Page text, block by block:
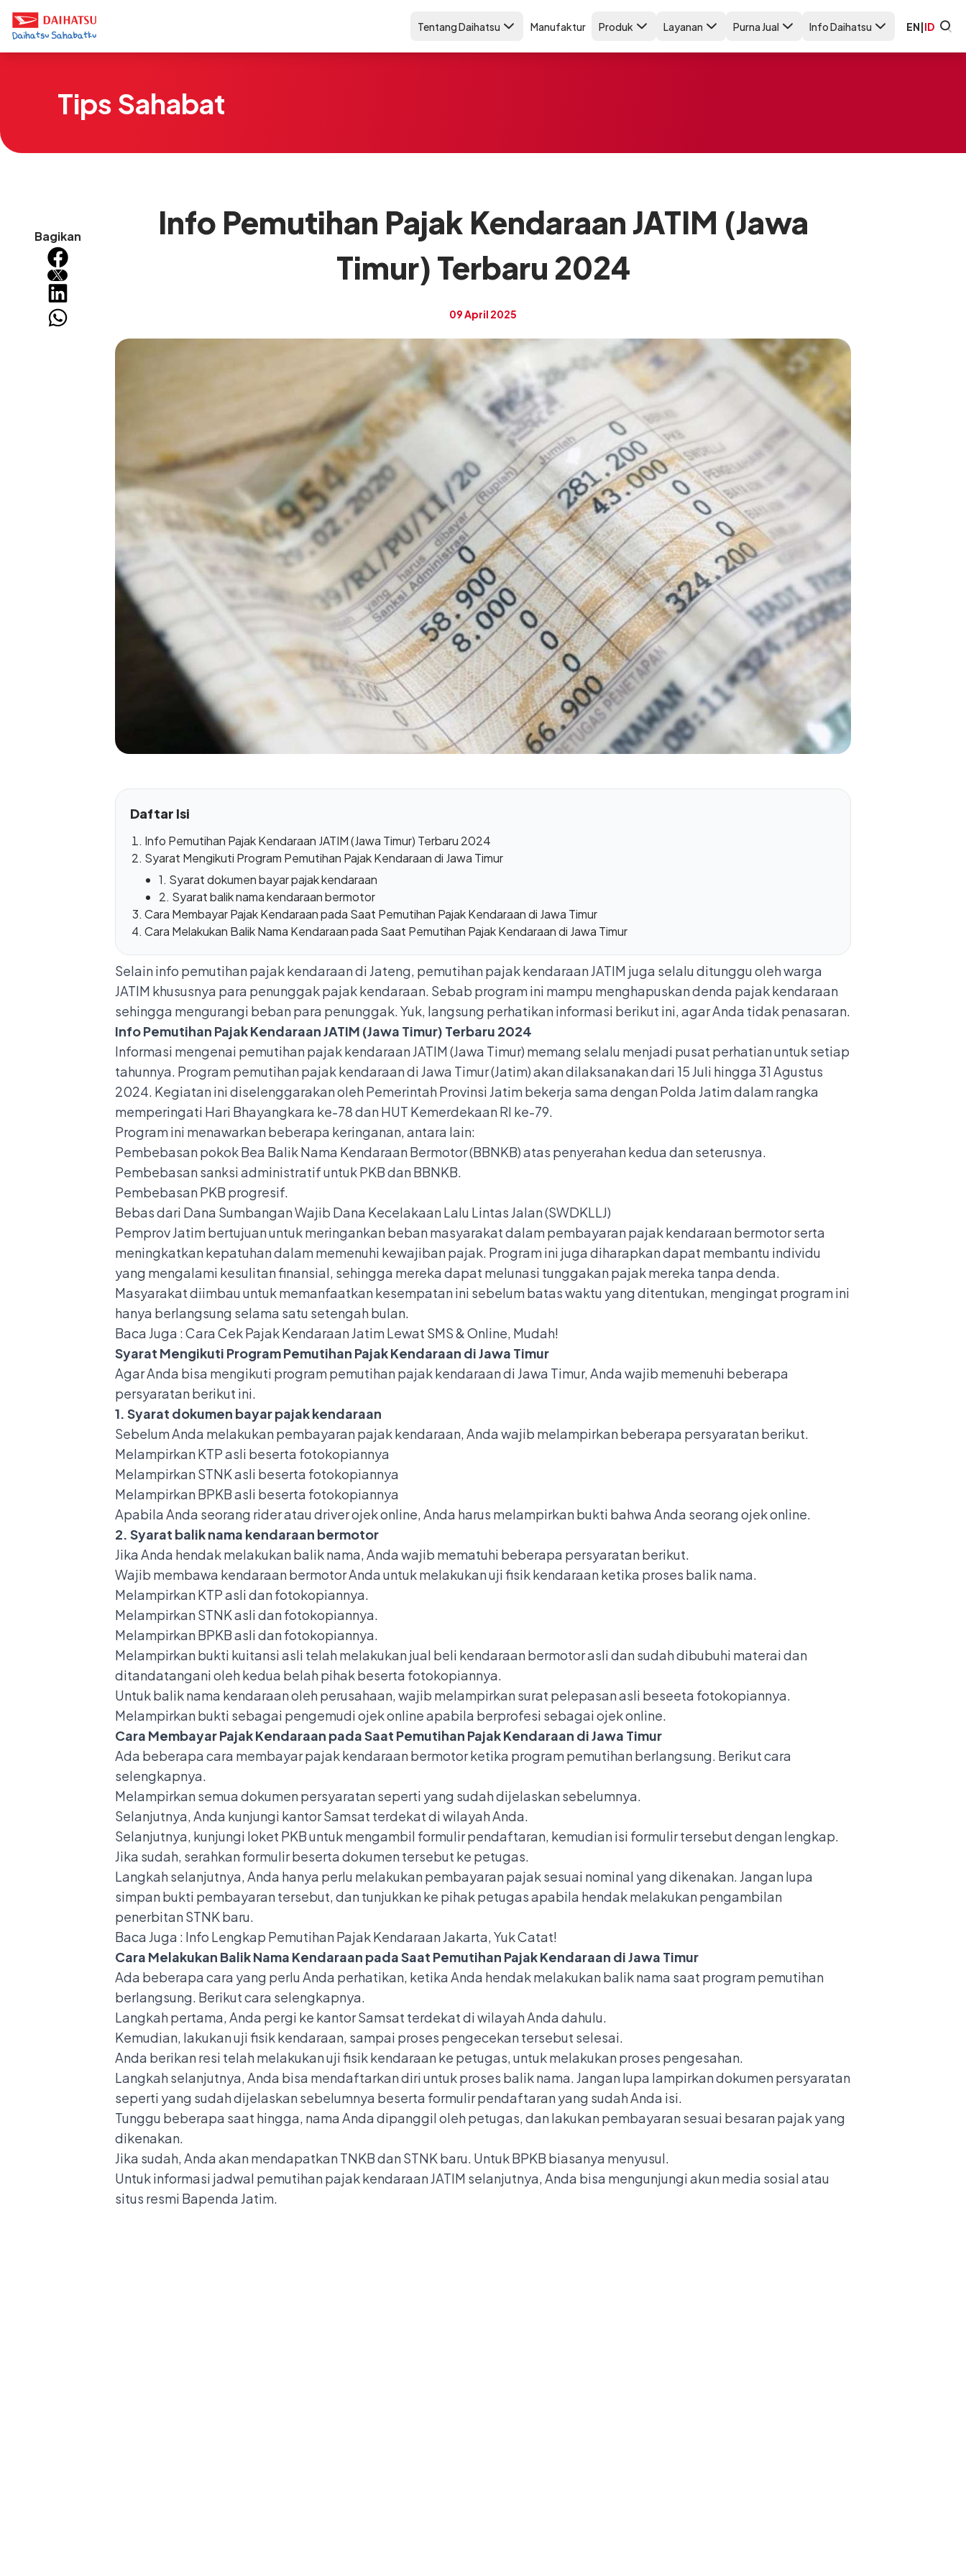
Tentang Daihatsu Manufaktur Produk Layanan Purna Jual Info Daihatsu EN|ID
Tips Sahabat
Bagikan
Info Pemutihan Pajak Kendaraan JATIM (Jawa
Timur) Terbaru 2024
09 April 2025
Daftar Isi
Info Pemutihan Pajak Kendaraan JATIM (Jawa Timur) Terbaru 2024
Syarat Mengikuti Program Pemutihan Pajak Kendaraan di Jawa Timur
1. Syarat dokumen bayar pajak kendaraan
2. Syarat balik nama kendaraan bermotor
Cara Membayar Pajak Kendaraan pada Saat Pemutihan Pajak Kendaraan di Jawa Timur
Cara Melakukan Balik Nama Kendaraan pada Saat Pemutihan Pajak Kendaraan di Jawa Timur
Selain info pemutihan pajak kendaraan di Jateng, pemutihan pajak kendaraan JATIM juga selalu ditunggu oleh warga
JATIM khususnya para penunggak pajak kendaraan. Sebab program ini mampu menghapuskan denda pajak kendaraan
sehingga mengurangi beban para penunggak. Yuk, langsung perhatikan informasi berikut ini, agar Anda tidak penasaran.
Info Pemutihan Pajak Kendaraan JATIM (Jawa Timur) Terbaru 2024
Informasi mengenai pemutihan pajak kendaraanJATIM (Jawa Timur) memang selalu menjadi pusat perhatian untuk setiap
tahunnya. Program pemutihan pajak kendaraan di Jawa Timur (Jatim) akan dilaksanakan dari 15 Juli hingga 31 Agustus
2024. Kegiatan ini diselenggarakan oleh Pemerintah Provinsi Jatim bekerja sama dengan Polda Jatim dalam rangka
memperingati Hari Bhayangkara ke-78 dan HUT Kemerdekaan RI ke-79.
Program ini menawarkan beberapa keringanan, antara lain:
Pembebasan pokok Bea Balik Nama Kendaraan Bermotor (BBNKB) atas penyerahan kedua dan seterusnya.
Pembebasan sanksi administratif untuk PKB dan BBNKB.
Pembebasan PKB progresif.
Bebas dari Dana Sumbangan Wajib Dana Kecelakaan Lalu Lintas Jalan (SWDKLLJ)
Pemprov Jatim bertujuan untuk meringankan beban masyarakat dalam pembayaran pajak kendaraan bermotor serta
meningkatkan kepatuhan dalam memenuhi kewajiban pajak. Program ini juga diharapkan dapat membantu individu
yang mengalami kesulitan finansial, sehingga mereka dapat melunasi tunggakan pajak mereka tanpa denda.
Masyarakat diimbau untuk memanfaatkan kesempatan ini sebelum batas waktu yang ditentukan, mengingat program ini
hanya berlangsung selama satu setengah bulan.
Baca Juga :Cara Cek Pajak Kendaraan Jatim Lewat SMS & Online, Mudah!
Syarat Mengikuti Program Pemutihan Pajak Kendaraan di Jawa Timur
Agar Anda bisa mengikuti program pemutihan pajak kendaraan di Jawa Timur, Anda wajib memenuhi beberapa
persyaratan berikut ini.
1. Syarat dokumen bayar pajak kendaraan
Sebelum Anda melakukan pembayaran pajak kendaraan, Anda wajib melampirkan beberapa persyaratan berikut.
Melampirkan KTP asli beserta fotokopiannya
Melampirkan STNK asli beserta fotokopiannya
Melampirkan BPKB asli beserta fotokopiannya
Apabila Anda seorang rider atau driver ojek online, Anda harus melampirkan bukti bahwa Anda seorang ojek online.
2. Syarat balik nama kendaraan bermotor
Jika Anda hendak melakukanbalik nama, Anda wajib mematuhi beberapa persyaratan berikut.
Wajib membawa kendaraan bermotor Anda untuk melakukan uji fisik kendaraan ketika proses balik nama.
Melampirkan KTP asli dan fotokopiannya.
Melampirkan STNK asli dan fotokopiannya.
Melampirkan BPKB asli dan fotokopiannya.
Melampirkan bukti kuitansi asli telah melakukan jual beli kendaraan bermotor asli dan sudah dibubuhi materai dan
ditandatangani oleh kedua belah pihak beserta fotokopiannya.
Untuk balik nama kendaraan oleh perusahaan, wajib melampirkan surat pelepasan asli beseeta fotokopiannya.
Melampirkan bukti sebagai pengemudi ojek online apabila berprofesi sebagai ojek online.
Cara Membayar Pajak Kendaraan pada Saat Pemutihan Pajak Kendaraan di Jawa Timur
Ada beberapa cara membayar pajak kendaraan bermotor ketika program pemutihan berlangsung. Berikut cara
selengkapnya.
Melampirkan semua dokumen persyaratan seperti yang sudah dijelaskan sebelumnya.
Selanjutnya, Anda kunjungi kantor Samsat terdekat di wilayah Anda.
Selanjutnya, kunjungi loket PKB untuk mengambil formulir pendaftaran, kemudian isi formulir tersebut dengan lengkap.
Jika sudah, serahkan formulir beserta dokumen tersebut ke petugas.
Langkah selanjutnya, Anda hanya perlu melakukan pembayaran pajak sesuai nominal yang dikenakan. Jangan lupa
simpan bukti pembayaran tersebut, dan tunjukkan ke pihak petugas apabila hendak melakukan pengambilan
penerbitan STNK baru.
Baca Juga : Info Lengkap Pemutihan Pajak Kendaraan Jakarta, Yuk Catat!
Cara Melakukan Balik Nama Kendaraan pada Saat Pemutihan Pajak Kendaraan di Jawa Timur
Ada beberapa cara yang perlu Anda perhatikan, ketika Anda hendak melakukan balik nama saat program pemutihan
berlangsung. Berikut cara selengkapnya.
Langkah pertama, Anda pergi ke kantor Samsat terdekat di wilayah Anda dahulu.
Kemudian, lakukan uji fisik kendaraan, sampai proses pengecekan tersebut selesai.
Anda berikan resi telah melakukan uji fisik kendaraan ke petugas, untuk melakukan proses pengesahan.
Langkah selanjutnya, Anda bisa mendaftarkan diri untuk proses balik nama. Jangan lupa lampirkan dokumen persyaratan
seperti yang sudah dijelaskan sebelumnya beserta formulir pendaftaran yang sudah Anda isi.
Tunggu beberapa saat hingga, nama Anda dipanggil oleh petugas, dan lakukan pembayaran sesuai besaran pajak yang
dikenakan.
Jika sudah, Anda akan mendapatkanTNKBdan STNK baru. Untuk BPKB biasanya menyusul.
Untuk informasi jadwal pemutihan pajak kendaraan JATIM selanjutnya, Anda bisa mengunjungi akun media sosial atau
situs resmi Bapenda Jatim.